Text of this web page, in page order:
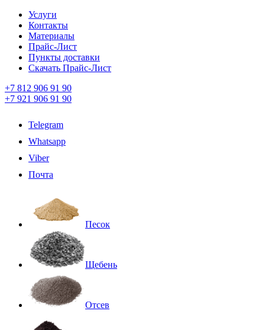
Услуги
Контакты
Материалы
Прайс-Лист
Пункты доставки
Скачать Прайс-Лист
+7 812 906 91 90
+7 921 906 91 90
Telegram
Whatsapp
Viber
Почта
Песок
Щебень
Отсев